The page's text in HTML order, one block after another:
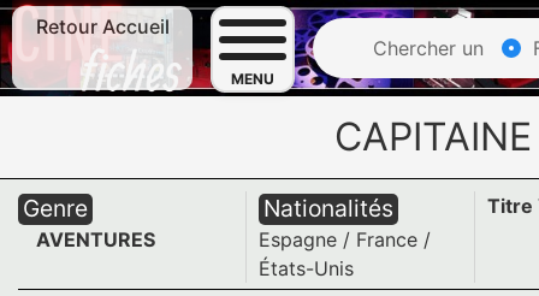
Retour Accueil
MENU
Chercher un
Genre
AVENTURES
Nationalités
Espagne / France /
États-Unis
Titre